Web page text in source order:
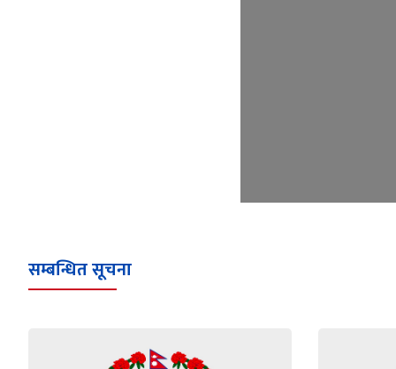
सम्बन्धित सूचना